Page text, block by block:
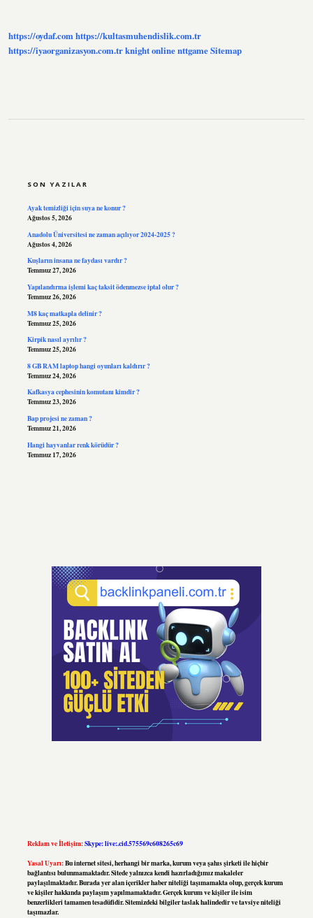
https://oydaf.comhttps://kultasmuhendislik.com.tr
https://iyaorganizasyon.com.trknight onlinenttgameSitemap
SON YAZILAR
Ayak temizliği için suya ne konur ?
Ağustos 5, 2026
Anadolu Üniversitesi ne zaman açılıyor 2024-2025 ?
Ağustos 4, 2026
Kuşların insana ne faydası vardır ?
Temmuz 27, 2026
Yapılandırma işlemi kaç taksit ödenmezse iptal olur ?
Temmuz 26, 2026
M8 kaç matkapla delinir ?
Temmuz 25, 2026
Kirpik nasıl ayrılır ?
Temmuz 25, 2026
8 GB RAM laptop hangi oyunları kaldırır ?
Temmuz 24, 2026
Kafkasya cephesinin komutanı kimdir ?
Temmuz 23, 2026
Bap projesi ne zaman ?
Temmuz 21, 2026
Hangi hayvanlar renk körüdür ?
Temmuz 17, 2026
Reklam ve İletişim:Skype: live:.cid.575569c608265c69
Yasal Uyarı:Bu internet sitesi, herhangi bir marka, kurum veya şahıs şirketi ile hiçbir
bağlantısı bulunmamaktadır. Sitede yalnızca kendi hazırladığımız makaleler
paylaşılmaktadır. Burada yer alan içerikler haber niteliği taşımamakta olup, gerçek kurum
ve kişiler hakkında paylaşım yapılmamaktadır. Gerçek kurum ve kişiler ile isim
benzerlikleri tamamen tesadüfidir. Sitemizdeki bilgiler taslak halindedir ve tavsiye niteliği
taşımazlar.